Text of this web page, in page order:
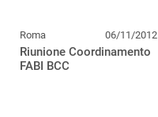
Roma 06/11/2012
Riunione Coordinamento
FABI BCC